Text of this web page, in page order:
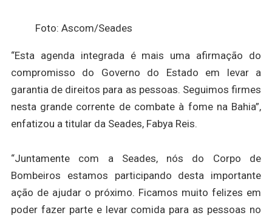
Foto: Ascom/Seades
“Esta agenda integrada é mais uma afirmação do
compromisso do Governo do Estado em levar a
garantia de direitos para as pessoas. Seguimos firmes
nesta grande corrente de combate à fome na Bahia”,
enfatizou a titular da Seades, Fabya Reis.
“Juntamente com a Seades, nós do Corpo de
Bombeiros estamos participando desta importante
ação de ajudar o próximo. Ficamos muito felizes em
poder fazer parte e levar comida para as pessoas no